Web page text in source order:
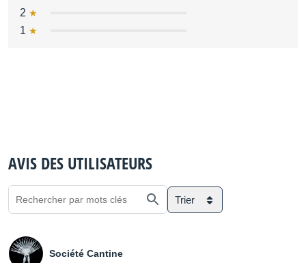
2
1
AVIS DES UTILISATEURS
Trier
Société Cantine